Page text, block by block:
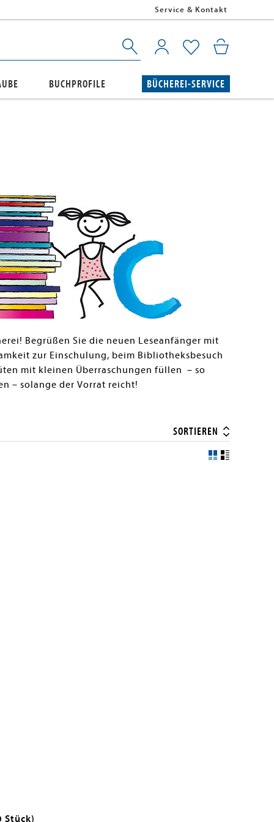
Service & Kontakt
BUCHPROFILE BÜCHEREI-SERVICE
Begrüßen Sie die neuen Leseanfänger mit
zur Einschulung, beim Bibliotheksbesuch
mit kleinen Überraschungen füllen – so
– solange der Vorrat reicht!
SORTIEREN
Stück)